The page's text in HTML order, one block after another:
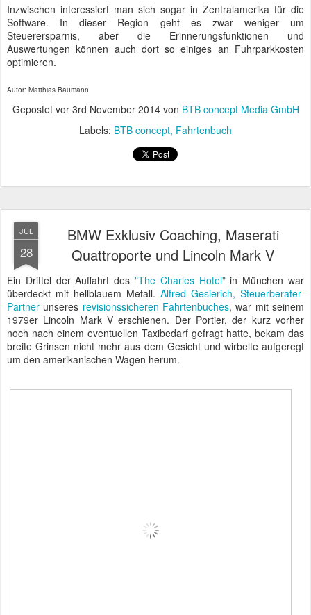
Inzwischen interessiert man sich sogar in Zentralamerika für die
Software. In dieser Region geht es zwar weniger um
Steuerersparnis, aber die Erinnerungsfunktionen und
Auswertungen können auch dort so einiges an Fuhrparkkosten
optimieren.
Autor: Matthias Baumann
Gepostet vor 3rd November 2014von BTB concept Media GmbH
Labels: BTB concept Fahrtenbuch
JUL
28
BMW Exklusiv Coaching, Maserati
Quattroporte und Lincoln Mark V
Ein Drittel der Auffahrt des "The Charles Hotel"in München war
überdeckt mit hellblauem Metall. Alfred Gesierich, Steuerberater-
Partner unseres revisionssicheren Fahrtenbuches, war mit seinem
1979er Lincoln Mark V erschienen. Der Portier, der kurz vorher
noch nach einem eventuellen Taxibedarf gefragt hatte, bekam das
breite Grinsen nicht mehr aus dem Gesicht und wirbelte aufgeregt
um den amerikanischen Wagen herum.